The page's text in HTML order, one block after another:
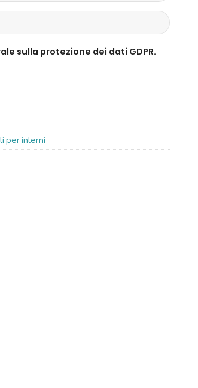
sulla protezione dei dati GDPR.
per interni